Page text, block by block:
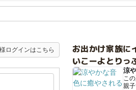
ログインはこちら
お出かけ家族に
いこーよとりっ
涼
こ
親